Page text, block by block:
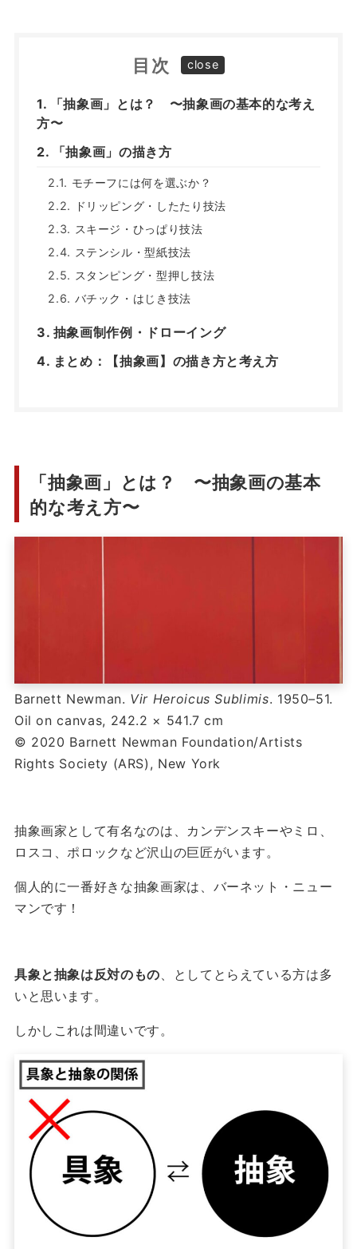
目次
「抽象画」とは？ 〜抽象画の基本的な考え
方〜
「抽象画」の描き方
モチーフには何を選ぶか？
ドリッピング・したたり技法
スキージ・ひっぱり技法
ステンシル・型紙技法
スタンピング・型押し技法
バチック・はじき技法
抽象画制作例・ドローイング
まとめ：【抽象画】の描き方と考え方
「抽象画」とは？ 〜抽象画の基本
的な考え方〜
Barnett Newman. Vir Heroicus Sublimis. 1950–51.
Oil on canvas, 242.2 × 541.7 cm
© 2020 Barnett Newman Foundation/Artists
Rights Society (ARS), New York
抽象画家として有名なのは、カンデンスキーやミロ、
ロスコ、ポロックなど沢山の巨匠がいます。
個人的に一番好きな抽象画家は、バーネット・ニュー
マンです！
具象と抽象は反対のもの、としてとらえている方は多
いと思います。
しかしこれは間違いです。